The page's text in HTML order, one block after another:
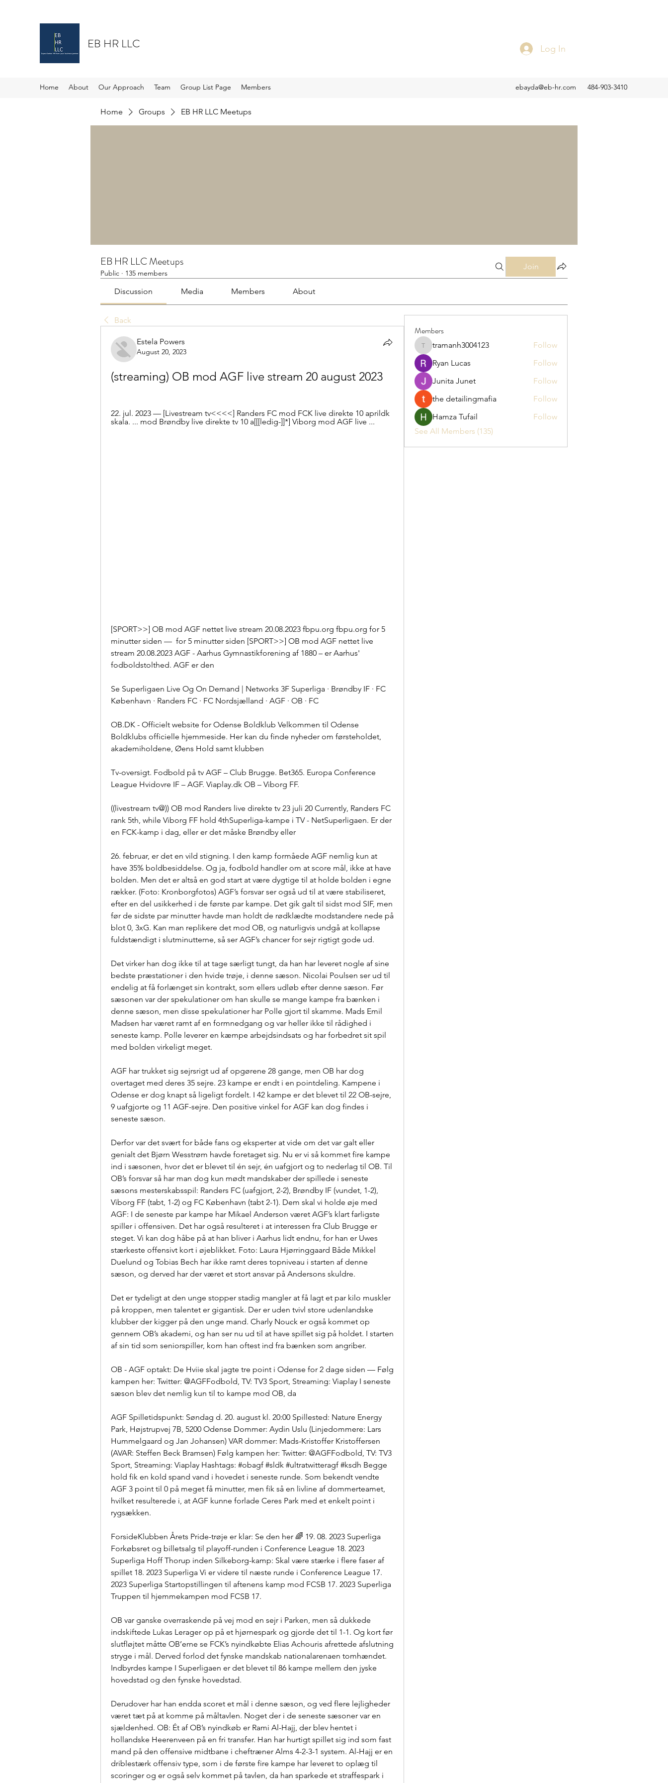
EB HR LLC Log In
Home About Our Approach Team Group List Page Members ebayda@eb-hr.com 484-903-3410
Home Groups EB HR LLC Meetups
EB HR LLC Meetups
Public · 135 members
Join
Discussion Media Members About
Back
Estela Powers
August 20, 2023
(streaming) OB mod AGF live stream 20 august 2023
22. jul. 2023 — [Livestream tv<<<<] Randers FC mod FCK live direkte 10 aprildk
skala. ... mod Brøndby live direkte tv 10 a[[[ledig-]]*] Viborg mod AGF live ...
[SPORT>>] OB mod AGF nettet live stream 20.08.2023 fbpu.org fbpu.org for 5
minutter siden —  for 5 minutter siden [SPORT>>] OB mod AGF nettet live
stream 20.08.2023 AGF - Aarhus Gymnastikforening af 1880 – er Aarhus'
fodboldstolthed. AGF er den
Se Superligaen Live Og On Demand | Networks 3F Superliga · Brøndby IF · FC
København · Randers FC · FC Nordsjælland · AGF · OB · FC
OB.DK - Officielt website for Odense Boldklub Velkommen til Odense
Boldklubs officielle hjemmeside. Her kan du finde nyheder om førsteholdet,
akademiholdene, Øens Hold samt klubben
Tv-oversigt. Fodbold på tv AGF – Club Brugge. Bet365. Europa Conference
League Hvidovre IF – AGF. Viaplay.dk OB – Viborg FF.
((livestream tv@)) OB mod Randers live direkte tv 23 juli 20 Currently, Randers FC
rank 5th, while Viborg FF hold 4thSuperliga-kampe i TV - NetSuperligaen. Er der
en FCK-kamp i dag, eller er det måske Brøndby eller
26. februar, er det en vild stigning. I den kamp formåede AGF nemlig kun at
have 35% boldbesiddelse. Og ja, fodbold handler om at score mål, ikke at have
bolden. Men det er altså en god start at være dygtige til at holde bolden i egne
rækker. (Foto: Kronborgfotos) AGF’s forsvar ser også ud til at være stabiliseret,
efter en del usikkerhed i de første par kampe. Det gik galt til sidst mod SIF, men
før de sidste par minutter havde man holdt de rødklædte modstandere nede på
blot 0, 3xG. Kan man replikere det mod OB, og naturligvis undgå at kollapse
fuldstændigt i slutminutterne, så ser AGF’s chancer for sejr rigtigt gode ud.
Det virker han dog ikke til at tage særligt tungt, da han har leveret nogle af sine
bedste præstationer i den hvide trøje, i denne sæson. Nicolai Poulsen ser ud til
endelig at få forlænget sin kontrakt, som ellers udløb efter denne sæson. Før
sæsonen var der spekulationer om han skulle se mange kampe fra bænken i
denne sæson, men disse spekulationer har Polle gjort til skamme. Mads Emil
Madsen har været ramt af en formnedgang og var heller ikke til rådighed i
seneste kamp. Polle leverer en kæmpe arbejdsindsats og har forbedret sit spil
med bolden virkeligt meget.
AGF har trukket sig sejrsrigt ud af opgørene 28 gange, men OB har dog
overtaget med deres 35 sejre. 23 kampe er endt i en pointdeling. Kampene i
Odense er dog knapt så ligeligt fordelt. I 42 kampe er det blevet til 22 OB-sejre,
9 uafgjorte og 11 AGF-sejre. Den positive vinkel for AGF kan dog findes i
seneste sæson.
Derfor var det svært for både fans og eksperter at vide om det var galt eller
genialt det Bjørn Wesstrøm havde foretaget sig. Nu er vi så kommet fire kampe
ind i sæsonen, hvor det er blevet til én sejr, én uafgjort og to nederlag til OB. Til
OB’s forsvar så har man dog kun mødt mandskaber der spillede i seneste
sæsons mesterskabsspil: Randers FC (uafgjort, 2-2), Brøndby IF (vundet, 1-2),
Viborg FF (tabt, 1-2) og FC København (tabt 2-1). Dem skal vi holde øje med
AGF: I de seneste par kampe har Mikael Anderson været AGF’s klart farligste
spiller i offensiven. Det har også resulteret i at interessen fra Club Brugge er
steget. Vi kan dog håbe på at han bliver i Aarhus lidt endnu, for han er Uwes
stærkeste offensivt kort i øjeblikket. Foto: Laura Hjørringgaard Både Mikkel
Duelund og Tobias Bech har ikke ramt deres topniveau i starten af denne
sæson, og derved har der været et stort ansvar på Andersons skuldre.
Det er tydeligt at den unge stopper stadig mangler at få lagt et par kilo muskler
på kroppen, men talentet er gigantisk. Der er uden tvivl store udenlandske
klubber der kigger på den unge mand. Charly Nouck er også kommet op
gennem OB’s akademi, og han ser nu ud til at have spillet sig på holdet. I starten
af sin tid som seniorspiller, kom han oftest ind fra bænken som angriber.
OB - AGF optakt: De Hviie skal jagte tre point i Odense for 2 dage siden — Følg
kampen her: Twitter: @AGFFodbold, TV: TV3 Sport, Streaming: Viaplay I seneste
sæson blev det nemlig kun til to kampe mod OB, da
AGF Spilletidspunkt: Søndag d. 20. august kl. 20:00 Spillested: Nature Energy
Park, Højstrupvej 7B, 5200 Odense Dommer: Aydin Uslu (Linjedommere: Lars
Hummelgaard og Jan Johansen) VAR dommer: Mads-Kristoffer Kristoffersen
(AVAR: Steffen Beck Bramsen) Følg kampen her: Twitter: @AGFFodbold, TV: TV3
Sport, Streaming: Viaplay Hashtags: #obagf #sldk #ultratwitteragf #ksdh Begge
hold fik en kold spand vand i hovedet i seneste runde. Som bekendt vendte
AGF 3 point til 0 på meget få minutter, men fik så en livline af dommerteamet,
hvilket resulterede i, at AGF kunne forlade Ceres Park med et enkelt point i
rygsækken.
ForsideKlubben Årets Pride-trøje er klar: Se den her 🌈 19. 08. 2023 Superliga
Forkøbsret og billetsalg til playoff-runden i Conference League 18. 2023
Superliga Hoff Thorup inden Silkeborg-kamp: Skal være stærke i flere faser af
spillet 18. 2023 Superliga Vi er videre til næste runde i Conference League 17.
2023 Superliga Startopstillingen til aftenens kamp mod FCSB 17. 2023 Superliga
Truppen til hjemmekampen mod FCSB 17.
OB var ganske overraskende på vej mod en sejr i Parken, men så dukkede
indskiftede Lukas Lerager op på et hjørnespark og gjorde det til 1-1. Og kort før
slutfløjtet måtte OB’erne se FCK’s nyindkøbte Elias Achouris afrettede afslutning
stryge i mål. Derved forlod det fynske mandskab nationalarenaen tomhændet.
Indbyrdes kampe I Superligaen er det blevet til 86 kampe mellem den jyske
hovedstad og den fynske hovedstad.
Derudover har han endda scoret et mål i denne sæson, og ved flere lejligheder
været tæt på at komme på måltavlen. Noget der i de seneste sæsoner var en
sjældenhed. OB: Ét af OB’s nyindkøb er Rami Al-Hajj, der blev hentet i
hollandske Heerenveen på en fri transfer. Han har hurtigt spillet sig ind som fast
mand på den offensive midtbane i cheftræner Alms 4-2-3-1 system. Al-Hajj er en
driblestærk offensiv type, som i de første fire kampe har leveret to oplæg til
scoringer og er også selv kommet på tavlen, da han sparkede et straffespark i
Members
tramanh3004123
tramanh3004123
Follow
Ryan Lucas
Follow
Junita Junet
Follow
the detailingmafia
Follow
Hamza Tufail
Follow
See All Members (135)